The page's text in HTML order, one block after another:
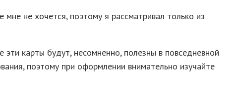
не хочется, поэтому я рассматривал только из
карты будут, несомненно, полезны в повседневной
поэтому при оформлении внимательно изучайте